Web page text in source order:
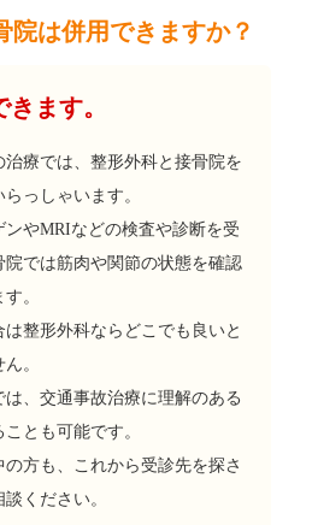
院は併用できますか？
ます。
療では、整形外科と接骨院を
っしゃいます。
やMRIなどの検査や診断を受
院では筋肉や関節の状態を確認
。
は整形外科ならどこでも良いと
。
、交通事故治療に理解のある
とも可能です。
方も、これから受診先を探さ
ください。